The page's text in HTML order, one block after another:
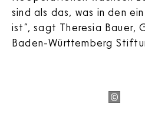
sind als das, was in den
ist“, sagt Theresia Bauer,
Baden-Württemberg